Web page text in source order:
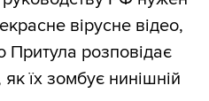
вірусне відео,
Притула розповідає
їх зомбує нинішній